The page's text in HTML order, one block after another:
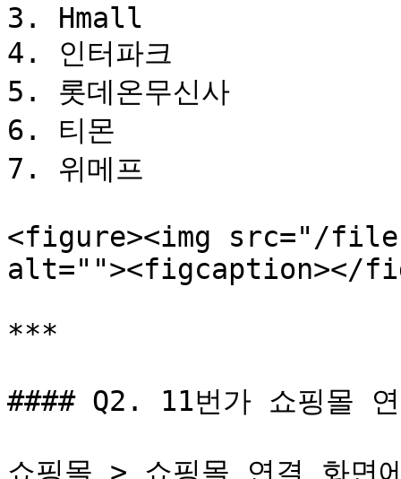
3. Hmall
4. 인터파크
5. 롯데온무신사
6. 티몬
7. 위메프
<figure><img src="/files/
alt=""><figcaption></
***
#### Q2. 11번가 쇼핑몰
쇼핑몰 > 쇼핑몰 연결 화면